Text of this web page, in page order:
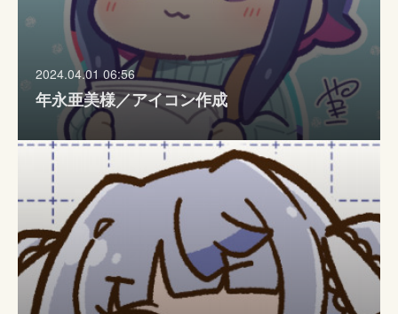
2024.04.01 06:56
年永亜美様／アイコン作成